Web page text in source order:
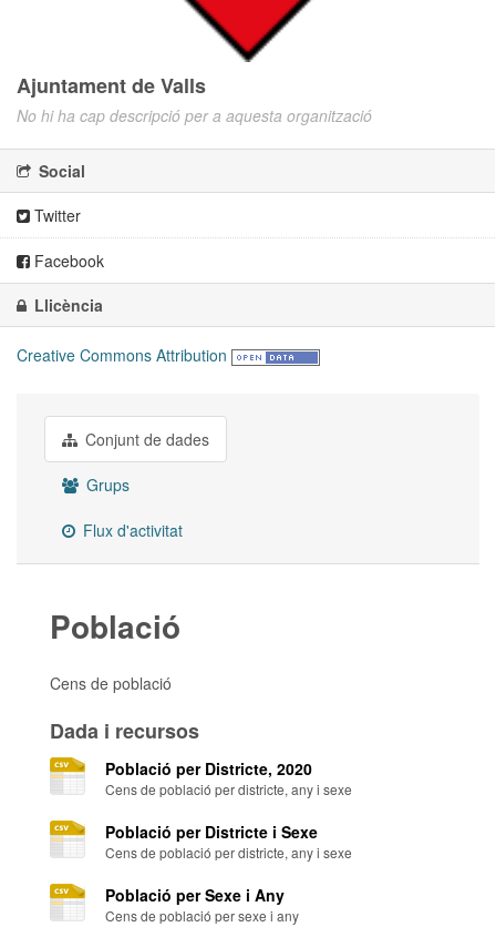
Ajuntament de Valls
No hi ha cap descripció per a aquesta organització
Social
Twitter
Facebook
Llicència
Creative Commons Attribution
Conjunt de dades
Grups
Flux d'activitat
Població
Cens de població
Dada i recursos
Població per Districte, 2020
Cens de població per districte, any i sexe
Població per Districte i Sexe
Cens de població per districte, any i sexe
Població per Sexe i Any
Cens de població per sexe i any